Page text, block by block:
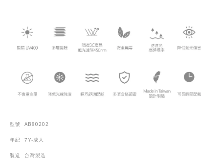
型號 AB80202
年紀 7Y-成人
製造 台灣製造